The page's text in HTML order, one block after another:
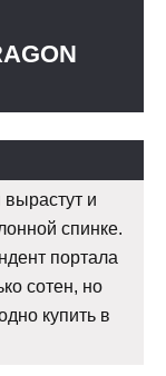
и
спинке.
портала
сотен, но
купить в